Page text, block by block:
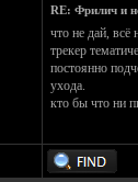
RE: Фрилич и
что не дай, всё
трекер
постоянно
ухода.
кто бы что ни